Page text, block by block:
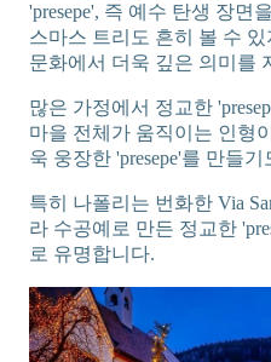
'presepe', 즉 예수 탄생 장면
스마스 트리도 흔히 볼 수 있
문화에서 더욱 깊은 의미를
많은 가정에서 정교한
마을 전체가 움직이는 인형
욱 웅장한 'presepe'를 만들기
특히 나폴리는 번화한 Via
라 수공예로 만든 정교한
로 유명합니다.